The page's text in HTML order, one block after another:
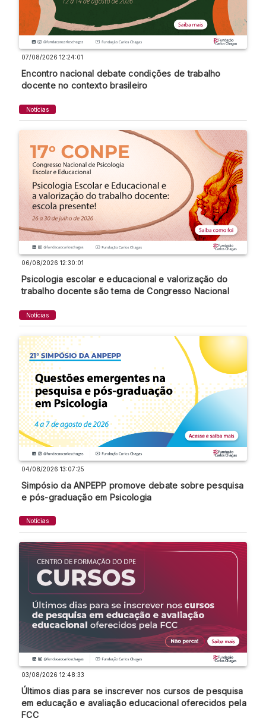
07/08/2026 12:24:01
Encontro nacional debate condições de trabalho
docente no contexto brasileiro
Notícias
06/08/2026 12:30:01
Psicologia escolar e educacional e valorização do
trabalho docente são tema de Congresso Nacional
Notícias
04/08/2026 13:07:25
Simpósio da ANPEPP promove debate sobre pesquisa
e pós-graduação em Psicologia
Notícias
03/08/2026 12:48:33
Últimos dias para se inscrever nos cursos de pesquisa
em educação e avaliação educacional oferecidos pela
FCC